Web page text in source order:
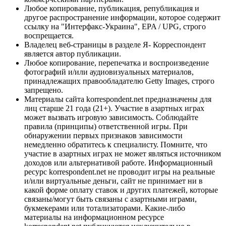
Любое копирование, публикация, републикация и
другое распространение информации, которое содержит
ссылку на "Интерфакс-Украина", EPA / UPG, строго
воспрещается.
Владелец веб-страницы в разделе Я- Корреспондент
является автор публикации.
Любое копирование, перепечатка и воспроизведение
фотографий и/или аудиовизуальных материалов,
принадлежащих правообладателю Getty Images, строго
запрещено.
Материалы сайта korrespondent.net предназначены для
лиц старше 21 года (21+). Участие в азартных играх
может вызвать игровую зависимость. Соблюдайте
правила (принципы) ответственной игры. При
обнаружении первых признаков зависимости
немедленно обратитесь к специалисту. Помните, что
участие в азартных играх не может являться источником
доходов или альтернативой работе. Информационный
ресурс korrespondent.net не проводит игры на реальные
и/или виртуальные деньги, сайт не принимает ни в
какой форме оплату ставок и других платежей, которые
связаны/могут быть связаны с азартными играми,
букмекерами или тотализаторами. Какие-либо
материалы на информационном ресурсе